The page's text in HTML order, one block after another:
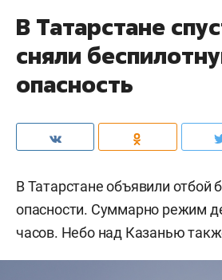
В Татарстане
сняли
опасность
В Татарстане объявили отбой
опасности. Суммарно режим
часов. Небо над Казанью